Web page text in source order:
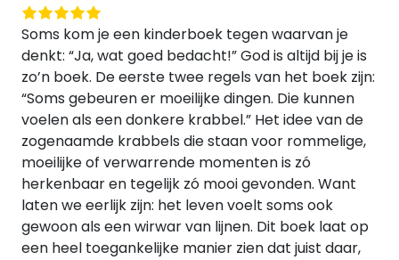
Soms kom je een kinderboek tegen waarvan je
denkt: “Ja, wat goed bedacht!” God is altijd bij je is
zo’n boek. De eerste twee regels van het boek zijn:
“Soms gebeuren er moeilijke dingen. Die kunnen
voelen als een donkere krabbel.” Het idee van de
zogenaamde krabbels die staan voor rommelige,
moeilijke of verwarrende momenten is zó
herkenbaar en tegelijk zó mooi gevonden. Want
laten we eerlijk zijn: het leven voelt soms ook
gewoon als een wirwar van lijnen. Dit boek laat op
een heel toegankelijke manier zien dat juist daar,